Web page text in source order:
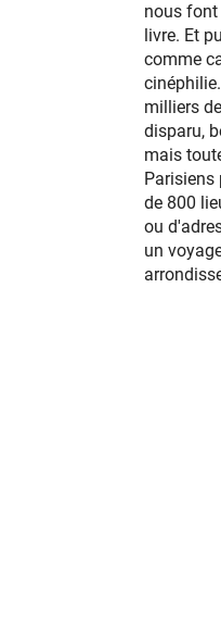
nous font
livre. Et
comme
milliers
disparu,
mais
Parisiens
de 800
ou
un